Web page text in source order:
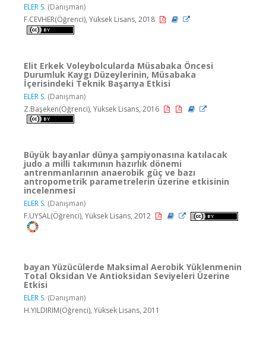
ELER S. (Danışman)
F.CEVHER(Öğrenci), Yüksek Lisans, 2018
Elit Erkek Voleybolcularda Müsabaka Öncesi
Durumluk Kaygı Düzeylerinin, Müsabaka
İçerisindeki Teknik Başarıya Etkisi
ELER S. (Danışman)
Z.Başeken(Öğrenci), Yüksek Lisans, 2016
Büyük bayanlar dünya şampiyonasına katılacak
judo a milli takımının hazırlık dönemi
antrenmanlarının anaerobik güç ve bazı
antropometrik parametrelerin üzerine etkisinin
incelenmesi
ELER S. (Danışman)
F.UYSAL(Öğrenci), Yüksek Lisans, 2012
bayan Yüzücülerde Maksimal Aerobik Yüklenmenin
Total Oksidan Ve Antioksidan Seviyeleri Üzerine
Etkisi
ELER S. (Danışman)
H.YILDIRIM(Öğrenci), Yüksek Lisans, 2011